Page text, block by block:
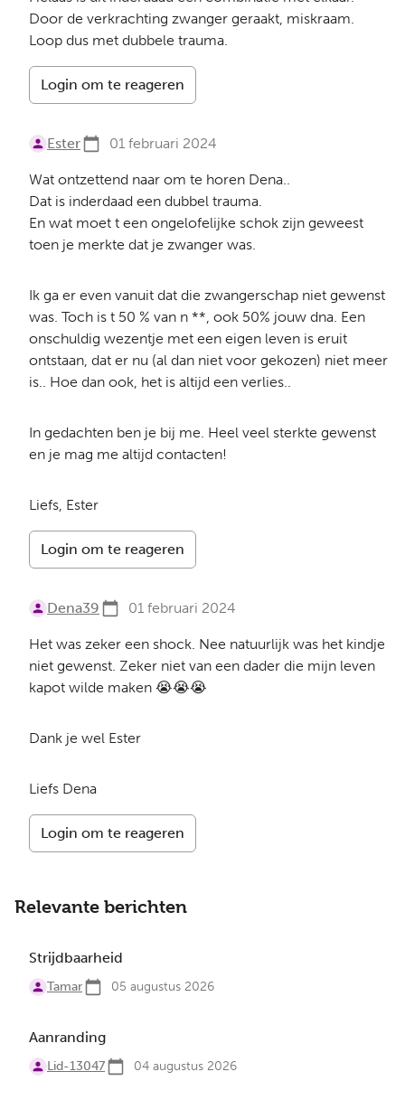
Door de verkrachting zwanger geraakt, miskraam.
Loop dus met dubbele trauma.
Login om te reageren
Ester 01 februari 2024
Wat ontzettend naar om te horen Dena..
Dat is inderdaad een dubbel trauma.
En wat moet t een ongelofelijke schok zijn geweest
toen je merkte dat je zwanger was.
Ik ga er even vanuit dat die zwangerschap niet gewenst
was. Toch is t 50 % van n **, ook 50% jouw dna. Een
onschuldig wezentje met een eigen leven is eruit
ontstaan, dat er nu (al dan niet voor gekozen) niet meer
is.. Hoe dan ook, het is altijd een verlies..
In gedachten ben je bij me. Heel veel sterkte gewenst
en je mag me altijd contacten!
Liefs, Ester
Login om te reageren
Dena39 01 februari 2024
Het was zeker een shock. Nee natuurlijk was het kindje
niet gewenst. Zeker niet van een dader die mijn leven
kapot wilde maken 😭😭😭
Dank je wel Ester
Liefs Dena
Login om te reageren
Relevante berichten
Strijdbaarheid
Tamar 05 augustus 2026
Aanranding
Lid-13047 04 augustus 2026